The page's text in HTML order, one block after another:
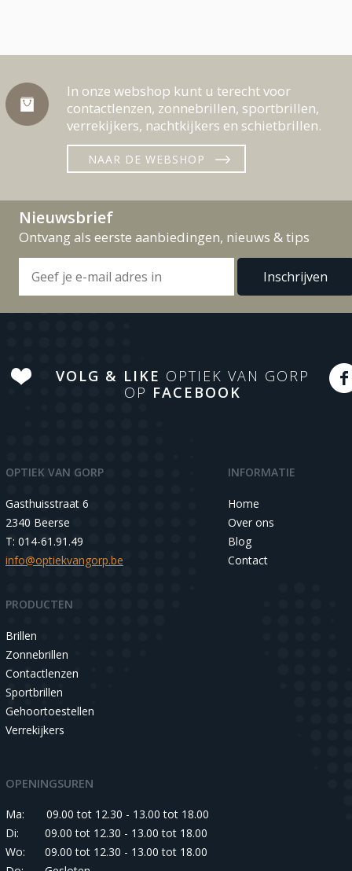
In onze webshop kunt u terecht voor
contactlenzen, zonnebrillen, sportbrillen,
verrekijkers, nachtkijkers en schietbrillen.
NAAR DE WEBSHOP
Nieuwsbrief
Ontvang als eerste aanbiedingen, nieuws & tips
VOLG & LIKE OPTIEK VAN GORP
OP FACEBOOK
OPTIEK VAN GORP
Gasthuisstraat 6
2340 Beerse
T: 014-61.91.49
info@optiekvangorp.be
INFORMATIE
Home
Over ons
Blog
Contact
PRODUCTEN
Brillen
Zonnebrillen
Contactlenzen
Sportbrillen
Gehoortoestellen
Verrekijkers
OPENINGSUREN
Ma:
09.00 tot 12.30 - 13.00 tot 18.00
Di:
09.00 tot 12.30 - 13.00 tot 18.00
Wo:
09.00 tot 12.30 - 13.00 tot 18.00